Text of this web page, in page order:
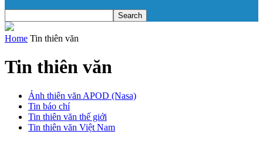
Home Tin thiên văn
Tin thiên văn
Ảnh thiên văn APOD (Nasa)
Tin báo chí
Tin thiên văn thế giới
Tin thiên văn Việt Nam